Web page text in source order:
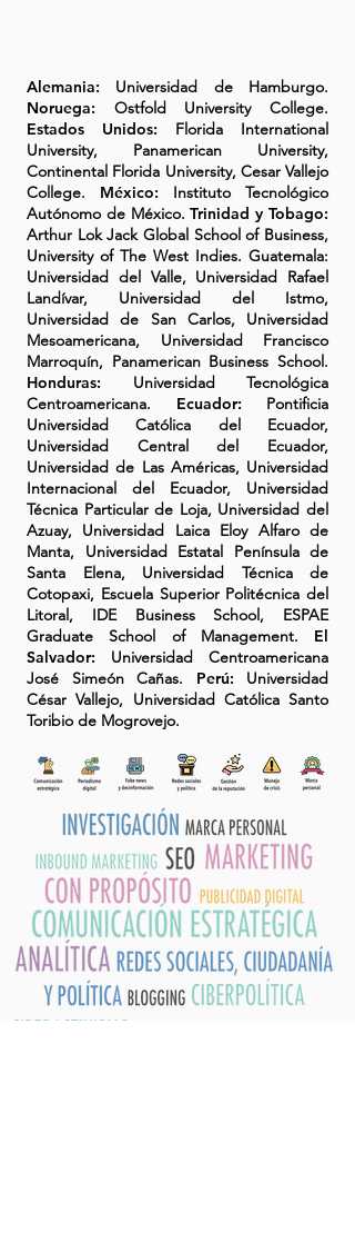
Alemania: Universidad de Hamburgo.
Noruega: Ostfold University College.
Estados Unidos: Florida International
University, Panamerican University,
Continental Florida University, Cesar Vallejo
College. México: Instituto Tecnológico
Autónomo de México.Trinidad y Tobago:
Arthur Lok Jack Global School of Business,
University of The West Indies. Guatemala:
Universidad del Valle, Universidad Rafael
Landívar, Universidad del Istmo,
Universidad de San Carlos, Universidad
Mesoamericana, Universidad Francisco
Marroquín, Panamerican Business School.
Honduras: Universidad Tecnológica
Centroamericana. Ecuador: Pontificia
Universidad Católica del Ecuador,
Universidad Central del Ecuador,
Universidad de Las Américas, Universidad
Internacional del Ecuador, Universidad
Técnica Particular de Loja, Universidad del
Azuay, Universidad Laica Eloy Alfaro de
Manta, Universidad Estatal Península de
Santa Elena, Universidad Técnica de
Cotopaxi, Escuela Superior Politécnica del
Litoral, IDE Business School, ESPAE
Graduate School of Management. El
Salvador: Universidad Centroamericana
José Simeón Cañas. Perú: Universidad
César Vallejo, Universidad Católica Santo
Toribio de Mogrovejo.